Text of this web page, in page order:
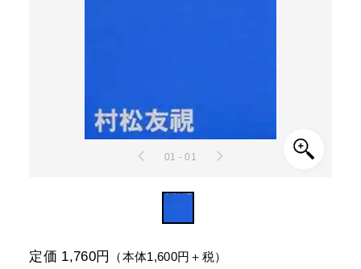
01 - 01
定価 1,760円 （本体1,600円＋税）